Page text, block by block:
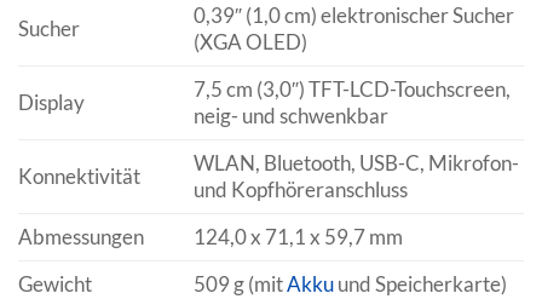
Sucher
0,39″ (1,0 cm) elektronischer Sucher
(XGA OLED)
Display
7,5 cm (3,0″) TFT-LCD-Touchscreen,
neig- und schwenkbar
Konnektivität
WLAN, Bluetooth, USB-C, Mikrofon-
und Kopfhöreranschluss
Abmessungen
124,0 x 71,1 x 59,7 mm
Gewicht
509 g (mitAkkuund Speicherkarte)